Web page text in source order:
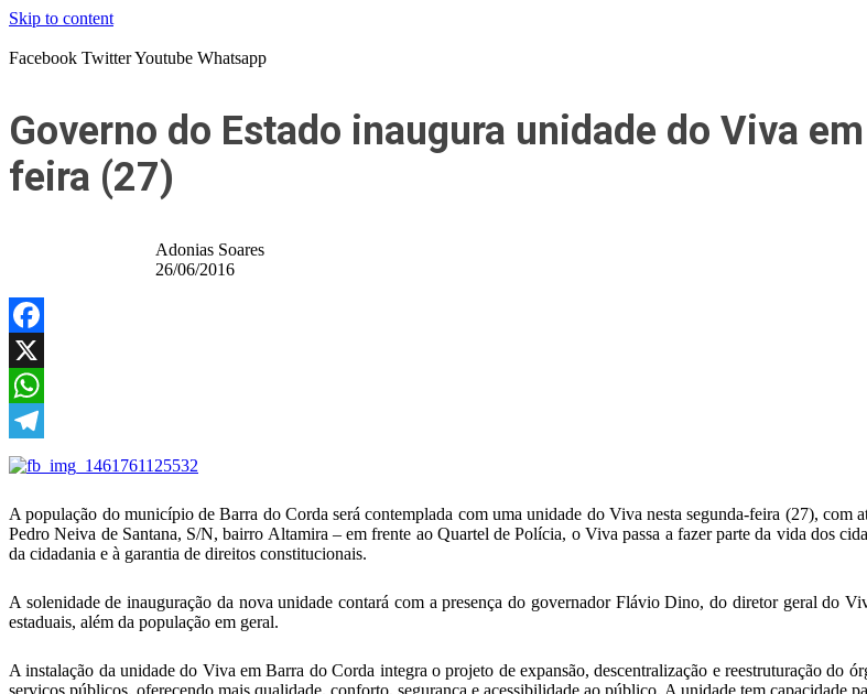
Skip to content
Facebook TwitterYoutube Whatsapp
Governo do Estado inaugura unidade do Viva
feira (27)
Adonias Soares
26/06/2016
Facebook
X
WhatsApp
Telegram
A população do município de Barra do Corda será contemplada com uma unidade do Viva nesta segunda-feira (27), com
Pedro Neiva de Santana, S/N, bairro Altamira – em frente ao Quartel de Polícia, o Viva passa a fazer parte da vida dos
da cidadania e à garantia de direitos constitucionais.
A solenidade de inauguração da nova unidade contará com a presença do governador Flávio Dino, do diretor geral do
estaduais, além da população em geral.
A instalação da unidade do Viva em Barra do Corda integra o projeto de expansão, descentralização e reestruturação do
serviços públicos, oferecendo mais qualidade, conforto, segurança e acessibilidade ao público. A unidade tem capacidade